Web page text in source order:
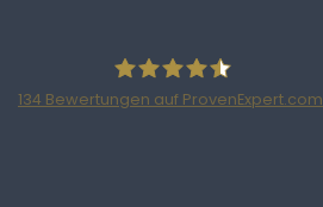
134 Bewertungen auf ProvenExpert.com